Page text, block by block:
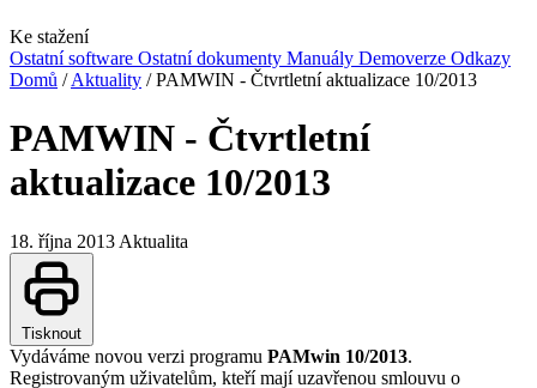
Ke stažení
Ostatní software Ostatní dokumenty Manuály Demoverze Odkazy
Domů / Aktuality / PAMWIN - Čtvrtletní aktualizace 10/2013
PAMWIN - Čtvrtletní
aktualizace 10/2013
18. října 2013 Aktualita
Tisknout
Vydáváme novou verzi programu PAMwin 10/2013.
Registrovaným uživatelům, kteří mají uzavřenou smlouvu o